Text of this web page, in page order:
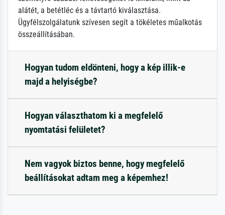
alátét, a betétléc és a távtartó kiválasztása.
Ügyfélszolgálatunk szívesen segít a tökéletes műalkotás
összeállításában.
Hogyan tudom eldönteni, hogy a kép illik-e
majd a helyiségbe?
Hogyan választhatom ki a megfelelő
nyomtatási felületet?
Nem vagyok biztos benne, hogy megfelelő
beállításokat adtam meg a képemhez!